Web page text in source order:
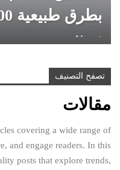
بطرق طبيعية 100%
تصفح التصنيف
مقالات
covering a wide range of
and engage readers. In this
posts that explore trends,